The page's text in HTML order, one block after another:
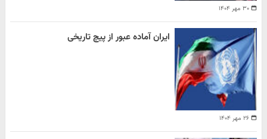
۳۰ مهر ۱۴۰۴
۲۶ مهر ۱۴۰۴
ایران آماده عبور از پیچ تاریخی